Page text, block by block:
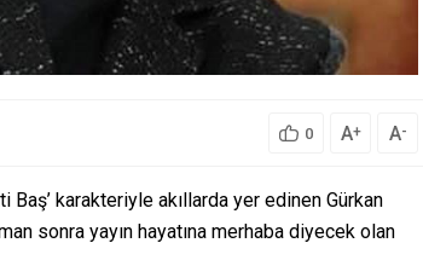
0 A+ A-
karakteriyle akıllarda yer edinen Gürkan
sonra yayın hayatına merhaba diyecek olan